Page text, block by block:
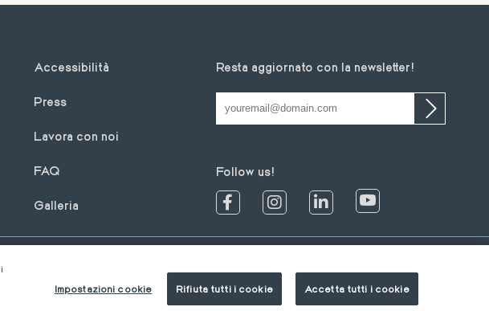
Footer
Accessibilità
Press
Lavora con noi
FAQ
Galleria
Resta aggiornato con la newsletter!
Follow us!
IT
FR
EN
Impostazioni cookie Rifiuta tutti i cookie Accetta tutti i cookie